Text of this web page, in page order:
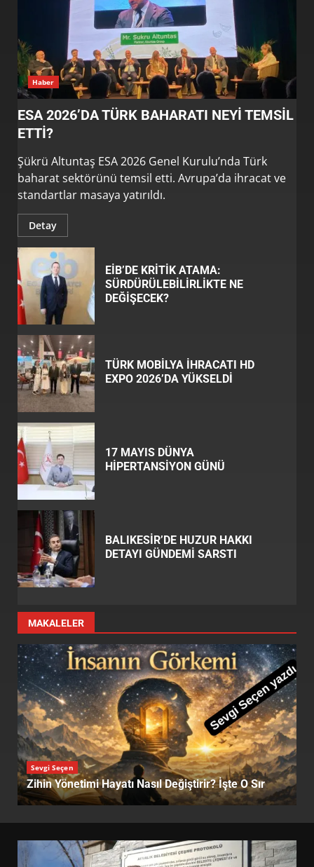
Haber
ESA 2026’DA TÜRK BAHARATI NEYİ TEMSİL
ETTİ?
Şükrü Altuntaş ESA 2026 Genel Kurulu’nda Türk
baharat sektörünü temsil etti. Avrupa’da ihracat ve
standartlar masaya yatırıldı.
Detay
EİB’DE KRİTİK ATAMA:
SÜRDÜRÜLEBİLİRLİKTE NE
DEĞİŞECEK?
TÜRK MOBİLYA İHRACATI HD
EXPO 2026’DA YÜKSELDİ
17 MAYIS DÜNYA
HİPERTANSİYON GÜNÜ
BALIKESİR’DE HUZUR HAKKI
DETAYI GÜNDEMİ SARSTI
MAKALELER
Sevgi Seçen
Işıkların Buluştuğu Yer